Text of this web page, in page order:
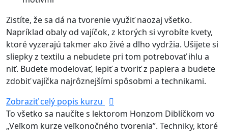
Zistíte, že sa dá na tvorenie využiť naozaj všetko.
Napríklad obaly od vajíčok, z ktorých si vyrobíte kvety,
ktoré vyzerajú takmer ako živé a dlho vydržia. Ušijete si
sliepky z textilu a nebudete pri tom potrebovať ihlu a
niť. Budete modelovať, lepiť a tvoriť z papiera a budete
zdobiť vajíčka najrôznejšími spôsobmi a technikami.
Zobraziť celý popis kurzu
To všetko sa naučíte s lektorom Honzom Diblíčkom vo
„Veľkom kurze veľkonočného tvorenia”. Techniky, ktoré